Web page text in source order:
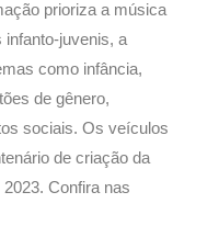
prioriza a música
infanto-juvenis, a
como infância,
de gênero,
sociais. Os veículos
de criação da
Confira nas